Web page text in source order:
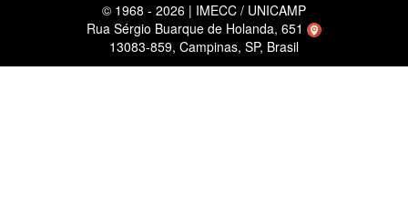
© 1968 - 2026 | IMECC / UNICAMP
Rua Sérgio Buarque de Holanda, 651
13083-859, Campinas, SP, Brasil